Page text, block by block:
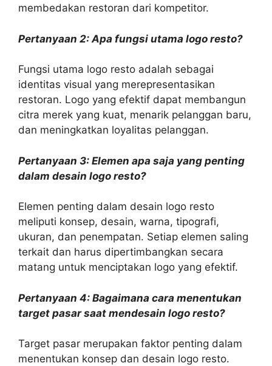
membedakan restoran dari kompetitor.
Pertanyaan 2: Apa fungsi utama logo resto?
Fungsi utama logo resto adalah sebagai
identitas visual yang merepresentasikan
restoran. Logo yang efektif dapat membangun
citra merek yang kuat, menarik pelanggan baru,
dan meningkatkan loyalitas pelanggan.
Pertanyaan 3: Elemen apa saja yang penting
dalam desain logo resto?
Elemen penting dalam desain logo resto
meliputi konsep, desain, warna, tipografi,
ukuran, dan penempatan. Setiap elemen saling
terkait dan harus dipertimbangkan secara
matang untuk menciptakan logo yang efektif.
Pertanyaan 4: Bagaimana cara menentukan
target pasar saat mendesain logo resto?
Target pasar merupakan faktor penting dalam
menentukan konsep dan desain logo resto.